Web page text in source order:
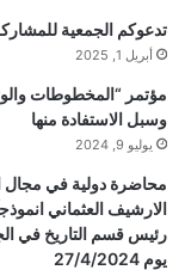
تدعوكم الجمعية للمشاركة
أبريل 1, 2025
مؤتمر “المخطوطات
وسبل الاستفادة منها
يوليو 9, 2024
محاضرة دولية في مجال
الارشيف العثماني
رئيس قسم التاريخ في
يوم 27/4/2024